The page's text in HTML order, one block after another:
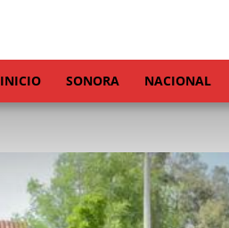
INICIO SONORA NACIONAL